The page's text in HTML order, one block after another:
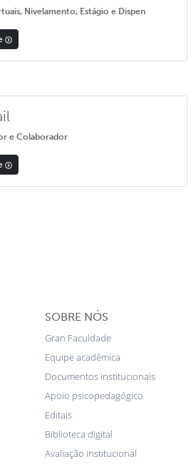
Nivelamento, Estágio e Dispen
e Colaborador
SOBRE NÓS
Gran Faculdade
Equipe acadêmica
Documentos institucionais
Apoio psicopedagógico
Editais
Biblioteca digital
Avaliação institucional